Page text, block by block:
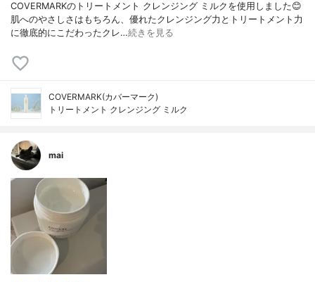
COVERMARKのトリートメント クレンジング ミルクを使用しました😊
肌へのやさしさはもちろん、優れたクレンジング力とトリートメント力
に徹底的にこだわったクレ…続きを見る
COVERMARK(カバーマーク)
トリートメント クレンジング ミルク
mai